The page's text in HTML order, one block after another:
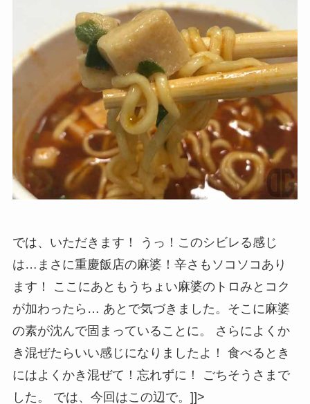
では、いただきます！ うっ！このシビレる感じ
は…まさに重慶飯店の麻婆！辛さもソコソコあり
ます！ ここにあともうちょい麻婆のトロみとコク
が加わったら… あとで気づきました。そこに麻婆
の素が沈んで固まっていることに。 さらによくか
き混ぜたらいい感じになりましたよ！ 食べるとき
にはよくかき混ぜて！忘れずに！ ごちそうさまで
した。 では、今回はこの辺で。]]>